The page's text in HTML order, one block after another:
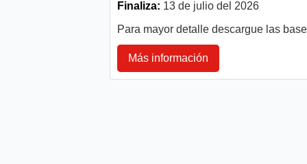
Finaliza: 13 de julio del 2026
Para mayor detalle descargue las
Más información